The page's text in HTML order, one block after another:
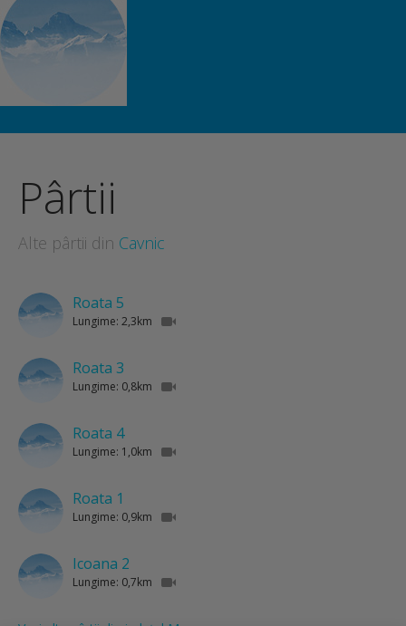
Pârtii
Alte pârtii din Cavnic
Roata 5
Lungime: 2,3km
Roata 3
Lungime: 0,8km
Roata 4
Lungime: 1,0km
Roata 1
Lungime: 0,9km
Icoana 2
Lungime: 0,7km